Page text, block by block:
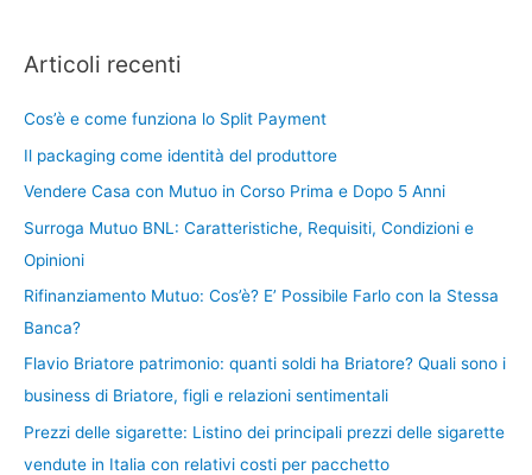
Articoli recenti
Cos’è e come funziona lo Split Payment
Il packaging come identità del produttore
Vendere Casa con Mutuo in Corso Prima e Dopo 5 Anni
Surroga Mutuo BNL: Caratteristiche, Requisiti, Condizioni e
Opinioni
Rifinanziamento Mutuo: Cos’è? E’ Possibile Farlo con la Stessa
Banca?
Flavio Briatore patrimonio: quanti soldi ha Briatore? Quali sono i
business di Briatore, figli e relazioni sentimentali
Prezzi delle sigarette: Listino dei principali prezzi delle sigarette
vendute in Italia con relativi costi per pacchetto